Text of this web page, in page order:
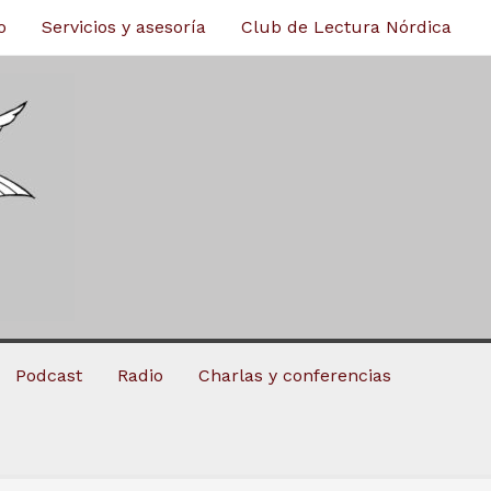
Servicios y asesoría Club de Lectura Nórdica
Podcast Radio Charlas y conferencias